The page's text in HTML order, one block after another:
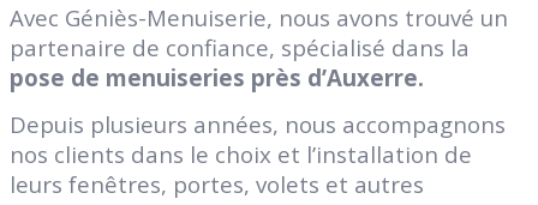
Avec Géniès-Menuiserie, nous avons trouvé un
partenaire de confiance, spécialisé dans la
pose de menuiseries près d’Auxerre.
Depuis plusieurs années, nous accompagnons
nos clients dans le choix et l’installation de
leurs fenêtres, portes, volets et autres